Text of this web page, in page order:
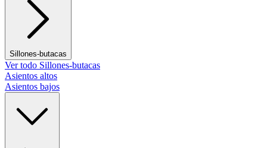
Sillones-butacas
Ver todo Sillones-butacas
Asientos altos
Asientos bajos